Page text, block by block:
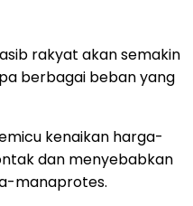
rakyat akan semakin
berbagai beban yang
kenaikan harga-
dan menyebabkan
manaprotes.